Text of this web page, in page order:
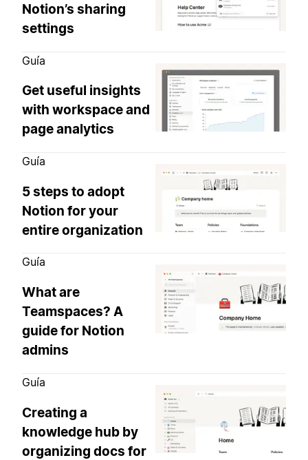
Notion’s sharing
settings
Guía
Get useful insights
with workspace and
page analytics
Guía
5 steps to adopt
Notion for your
entire organization
Guía
What are
Teamspaces? A
guide for Notion
admins
Guía
Creating a
knowledge hub by
organizing docs for